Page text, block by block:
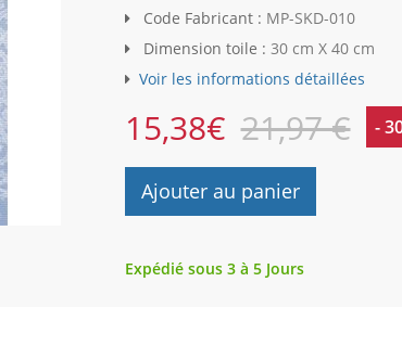
Code Fabricant : MP-SKD-010
Dimension toile : 30 cm X 40 cm
Voir les informations détaillées
15,38€ 21,97 € -
Ajouter au panier
Expédié sous 3 à 5 Jours